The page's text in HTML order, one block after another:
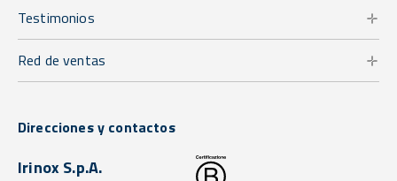
Testimonios
Red de ventas
Direcciones y contactos
Irinox S.p.A.